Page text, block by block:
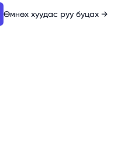
Өмнөх хуудас руу буцах →